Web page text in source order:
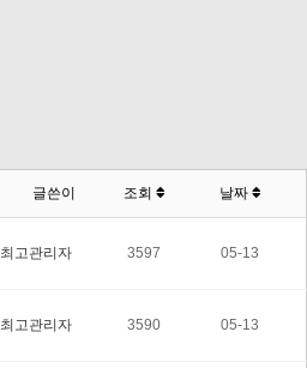
글쓴이 조회 날짜
최고관리자 3597 05-13
최고관리자 3590 05-13